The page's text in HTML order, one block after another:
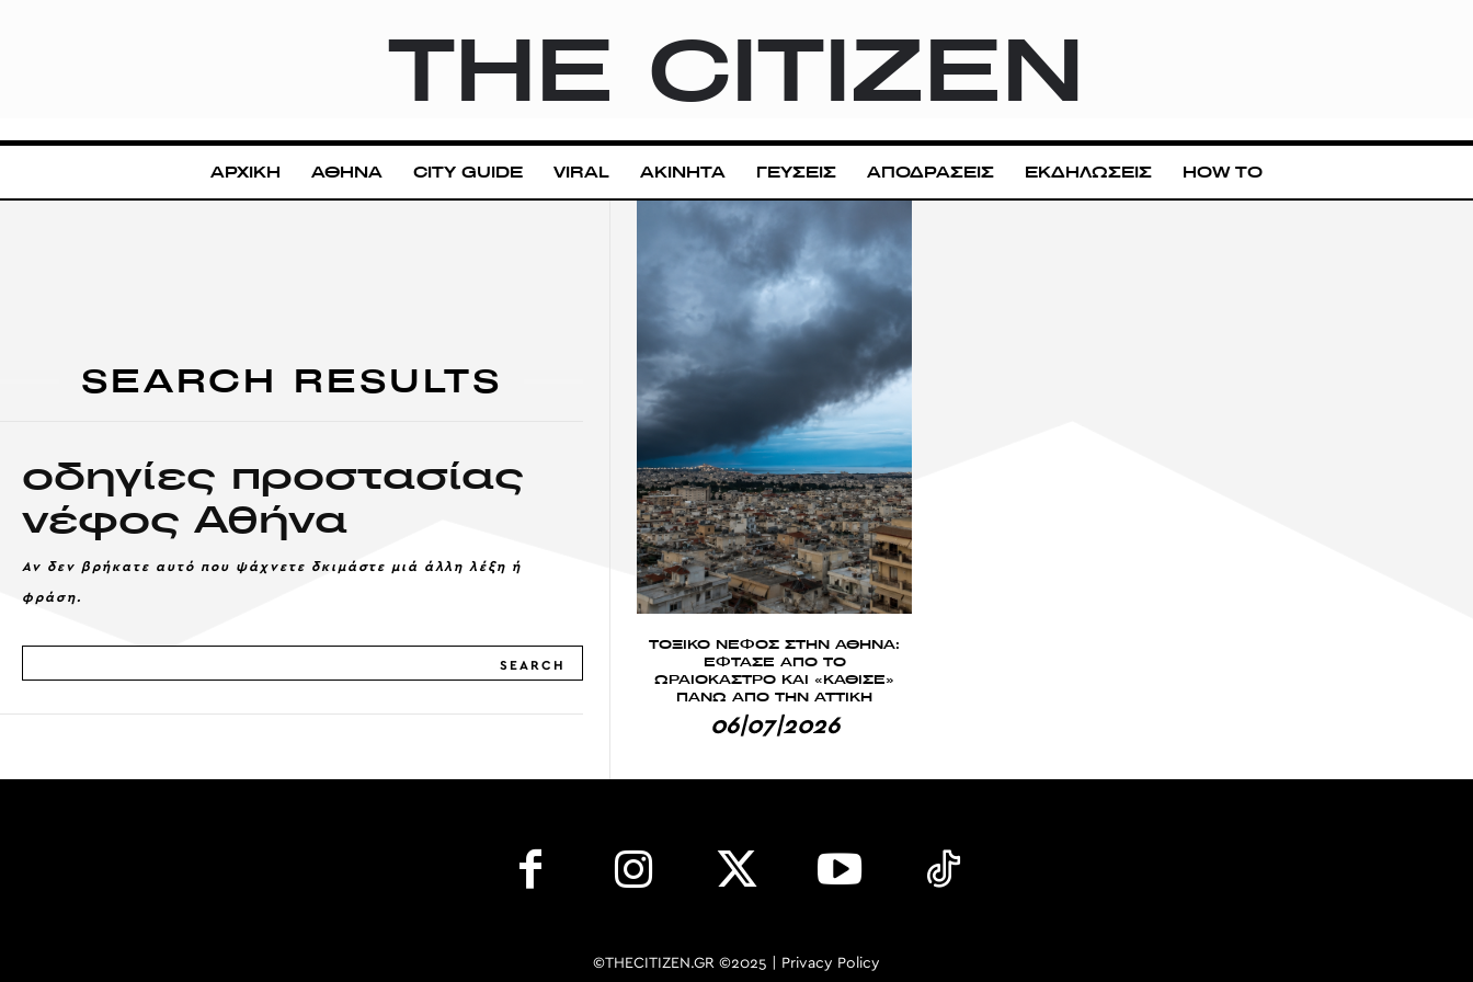
THE CITIZEN
ΑΡΧΙΚΗ ΑΘΗΝΑ CITY GUIDE VIRAL ΑΚΙΝΗΤΑ ΓΕΥΣΕΙΣ ΑΠΟΔΡΑΣΕΙΣ ΕΚΔΗΛΩΣΕΙΣ HOW TO
SEARCH RESULTS
οδηγίες προστασίας
νέφος Αθήνα
Αν δεν βρήκατε αυτό που ψάχνετε δκιμάστε μιά άλλη λέξη ή
φράση.
SEARCH
ΤΟΞΙΚΟ ΝΕΦΟΣ ΣΤΗΝ ΑΘΗΝΑ:
ΕΦΤΑΣΕ ΑΠΟ ΤΟ
ΩΡΑΙΟΚΑΣΤΡΟ ΚΑΙ «ΚΑΘΙΣΕ»
ΠΑΝΩ ΑΠΟ ΤΗΝ ΑΤΤΙΚΗ
06|07|2026
©THECITIZEN.GR ©2025 | Privacy Policy